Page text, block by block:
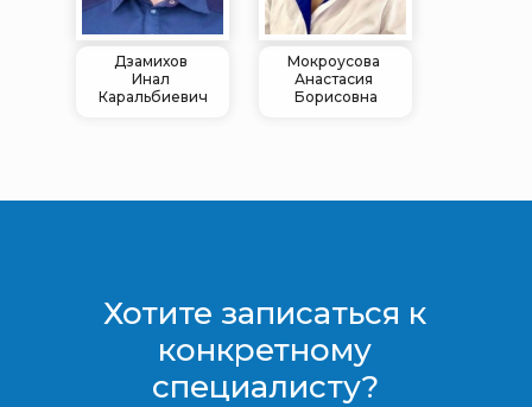
Дзамихов
Инал
Каральбиевич
Мокроусова
Анастасия
Борисовна
Хотите записаться к
конкретному
специалисту?